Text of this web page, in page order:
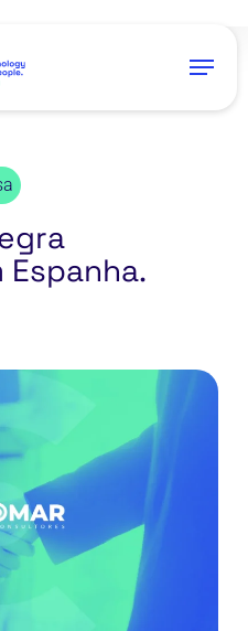
Menu
Espanha.